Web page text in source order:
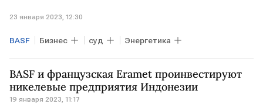
23 января 2023, 12:30
BASF Бизнес суд Энергетика
BASF и французская Eramet проинвестируют
никелевые предприятия Индонезии
19 января 2023, 11:17